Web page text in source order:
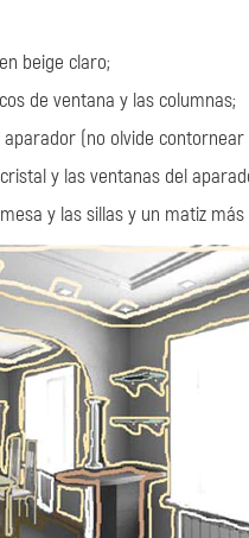
beige claro;
de ventana y las columnas;
(no olvide
y las ventanas del
y las sillas y un matiz